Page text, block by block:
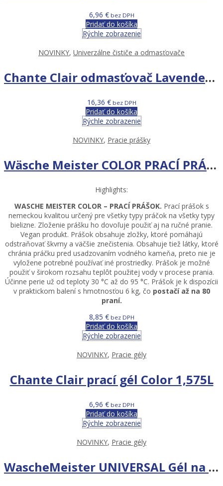
6,96 €bez DPH
Pridať do košíka
Rýchle zobrazenie
NOVINKY, Univerzálne čističe a odmasťovače
Chante Clair odmasťovač Lavender 5 L – univerzálny čistič
16,36 €bez DPH
Pridať do košíka
Rýchle zobrazenie
NOVINKY, Pracie prášky
Wäsche Meister COLOR PRACÍ PRÁŠOK 6 KG – 80 PR
Highlights:
WASCHE MEISTER COLOR – PRACÍ PRÁŠOK. Prací prášok s
nemeckou kvalitou určený pre všetky typy práčok na všetky typy
bielizne. Zloženie prášku ho dovoľuje použiť aj na ručné pranie.
Vegan produkt. Prášok obsahuje zložky, ktoré pomáhajú
odstraňovať škvrny a väčšie znečistenia. Obsahuje tiež látky, ktoré
chránia práčku pred usadzovaním vodného kameňa, preto nie je
vyložene potrebné používať iné prostriedky. Prášok je možné
použiť v širokom rozsahu teplôt použitej vody v procese prania.
Účinne perie už od teploty 30 °C až do 95 °C. Prášok je k dispozícii
v praktickom balení s hmotnosťou 6 kg, čo postačí až na 80
praní.
8,85 €bez DPH
Pridať do košíka
Rýchle zobrazenie
NOVINKY, Pracie gély
Chante Clair prací gél Color 1,575L
6,96 €bez DPH
Pridať do košíka
Rýchle zobrazenie
NOVINKY, Pracie gély
WascheMeister UNIVERSAL Gél na pranie 2l 57 praní